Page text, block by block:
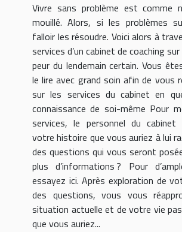
Vivre sans problème est comme
mouillé. Alors, si les problèmes
falloir les résoudre. Voici alors à
services d’un cabinet de coaching
peur du lendemain certain. Vous
le lire avec grand soin afin de vous
sur les services du cabinet en
connaissance de soi-même Pour
services, le personnel du cabinet «
votre histoire que vous auriez à lui
des questions qui vous seront
plus d’informations ? Pour
essayez ici. Après exploration de
des questions, vous vous
situation actuelle et de votre vie
que vous auriez...